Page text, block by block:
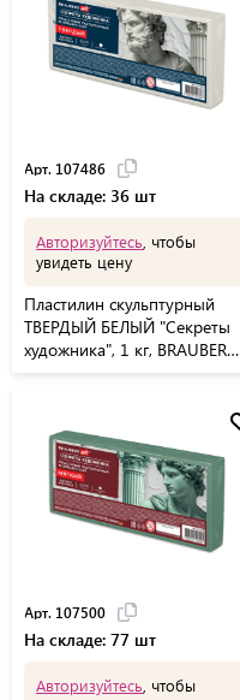
Арт. 107486
На складе: 36 шт
Авторизуйтесь , чтобы
увидеть цену
Пластилин скульптурный
ТВЕРДЫЙ БЕЛЫЙ "Секреты
художника", 1 кг, BRAUBERG
Арт. 107500
На складе: 77 шт
Авторизуйтесь , чтобы